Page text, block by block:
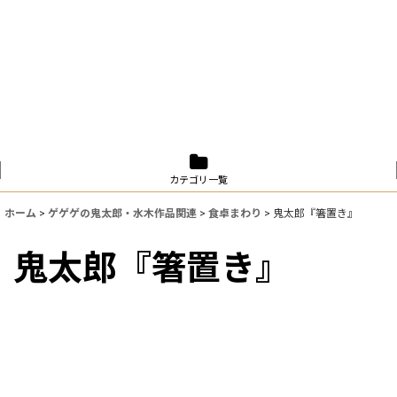
カテゴリ一覧
ホーム > ゲゲゲの鬼太郎・水木作品関連 > 食卓まわり > 鬼太郎『箸置き』
鬼太郎『箸置き』